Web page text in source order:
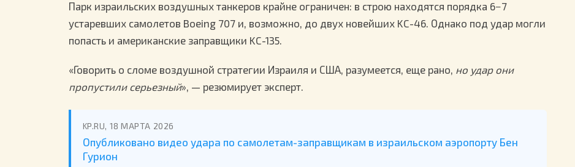
Парк израильских воздушных танкеров крайне ограничен: в строю находятся порядка 6−7
устаревших самолетов Boeing 707 и, возможно, до двух новейших KC-46. Однако под удар могли
попасть и американские заправщики KC-135.
«Говорить о сломе воздушной стратегии Израиля и США, разумеется, еще рано, но удар они
пропустили серьезный», — резюмирует эксперт.
KP.RU, 18 МАРТА 2026
Опубликовано видео удара по самолетам-заправщикам в израильском аэропорту Бен
Гурион